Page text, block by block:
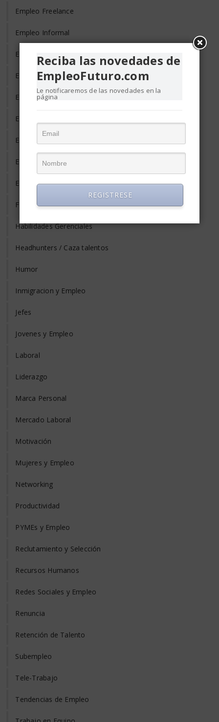
Empleo Freelance
Empleo Informal
Empleo Temporal
Emprendedores
Entrevista de Trabajo
Equilibrio Vida y Trabajo
Estrés Laboral
Evaluación del Desempeño
Eventos y Conferencias de Empleo y RRHH
Formación y Adiestramiento
Habilidades Gerenciales
Headhunters / Caza talentos
Humor
Inmigracion y Empleo
Jefes
Jovenes y Empleo
Laboral
Liderazgo
Marca Personal
Mercado Laboral
Motivación
Mujeres y Empleo
Networking
Productividad
PYMEs y Empleo
Reclutamiento y Selección
Recursos Humanos
Redes Sociales y Empleo
Renuncia
Retención de Talento
Subempleo
Tele-Trabajo
Tendencias de Empleo
Reciba las novedades de
EmpleoFuturo.com
Le notificaremos de las novedades en la
página
REGISTRESE